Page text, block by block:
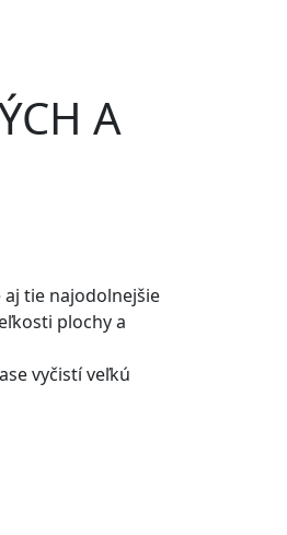
A
tie najodolnejšie
plochy a
vyčistí veľkú